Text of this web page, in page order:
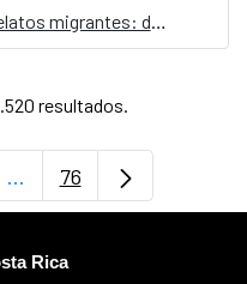
resultados.
...Páginas intermedias
Página
76
Rica